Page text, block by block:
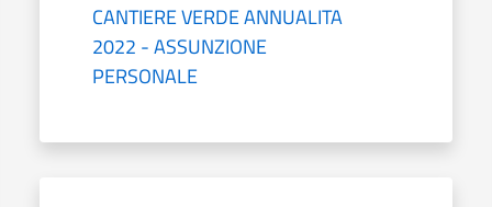
CANTIERE VERDE ANNUALITA
2022 - ASSUNZIONE
PERSONALE